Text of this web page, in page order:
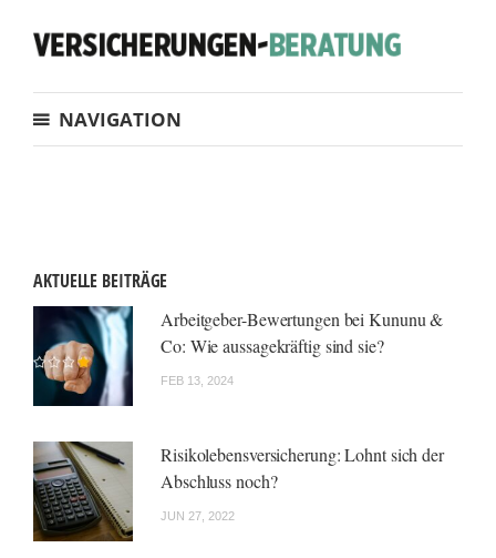
NAVIGATION
AKTUELLE BEITRÄGE
Arbeitgeber-Bewertungen bei Kununu &
Co: Wie aussagekräftig sind sie?
FEB 13, 2024
Risikolebensversicherung: Lohnt sich der
Abschluss noch?
JUN 27, 2022